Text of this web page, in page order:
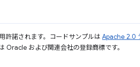
許諾されます。コードサンプルは Apache 2.0
Oracle および関連会社の登録商標です。